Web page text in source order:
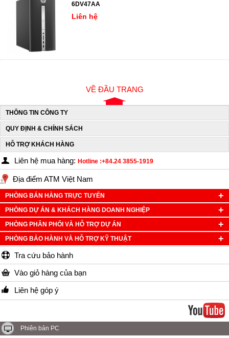
6DV47AA
Liên hệ
VỀ ĐẦU TRANG
THÔNG TIN CÔNG TY
QUY ĐỊNH & CHÍNH SÁCH
HỖ TRỢ KHÁCH HÀNG
Liên hệ mua hàng: Hotline :+84.24 3855-1919
Địa điểm ATM Việt Nam
PHÒNG BÁN HÀNG TRỰC TUYẾN
PHÒNG DỰ ÁN & KHÁCH HÀNG DOANH NGHIỆP
PHÒNG PHÂN PHỐI VÀ HỖ TRỢ DỰ ÁN
PHÒNG BẢO HÀNH VÀ HỖ TRỢ KỸ THUẬT
Tra cứu bảo hành
Vào giỏ hàng của bạn
Liên hệ góp ý
Phiên bản PC